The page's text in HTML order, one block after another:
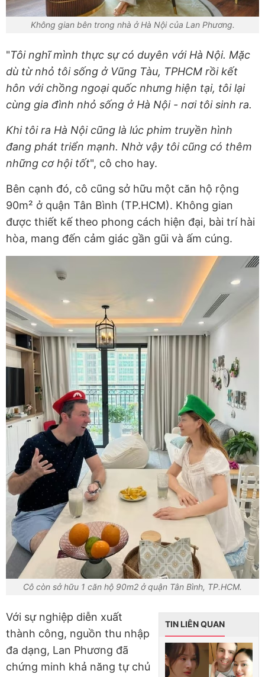
Không gian bên trong nhà ở Hà Nội của Lan Phương.
"Tôi nghĩ mình thực sự có duyên với Hà Nội. Mặc
dù từ nhỏ tôi sống ở Vũng Tàu, TPHCM rồi kết
hôn với chồng ngoại quốc nhưng hiện tại, tôi lại
cùng gia đình nhỏ sống ở Hà Nội - nơi tôi sinh ra.
Khi tôi ra Hà Nội cũng là lúc phim truyền hình
đang phát triển mạnh. Nhờ vậy tôi cũng có thêm
những cơ hội tốt", cô cho hay.
Bên cạnh đó, cô cũng sở hữu một căn hộ rộng
90m² ở quận Tân Bình (TP.HCM). Không gian
được thiết kế theo phong cách hiện đại, bài trí hài
hòa, mang đến cảm giác gần gũi và ấm cúng.
Cô còn sở hữu 1 căn hộ 90m2 ở quận Tân Bình, TP.HCM.
TIN LIÊN QUAN
Với sự nghiệp diễn xuất
thành công, nguồn thu nhập
đa dạng, Lan Phương đã
chứng minh khả năng tự chủ